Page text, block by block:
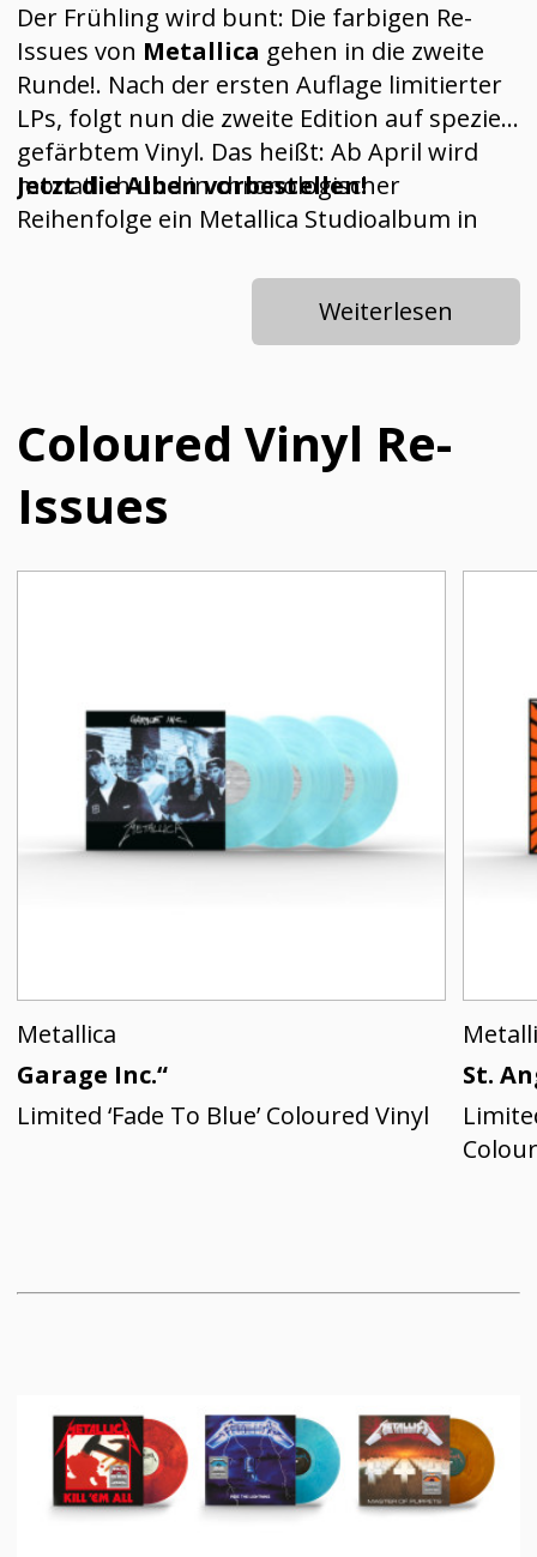
Der Frühling wird bunt: Die farbigen Re-
Issues von Metallica gehen in die zweite
Runde!. Nach der ersten Auflage limitierter
LPs, folgt nun die zweite Edition auf speziell
gefärbtem Vinyl. Das heißt: Ab April wird
monatlich und in chronologischer
Reihenfolge ein Metallica Studioalbum in
veröffentlicht. Insgesamt handelt es sich die
St. Anger“,
“ und “Hardwired...To
Welt nochmals erblicken werden. Damit
können Fans in Erinnerungen schwelgen
und auf Metallicas legendäre Jahre zwischen
1998 bis 2016 zurückblicken.
Jetzt die Alben vorbestellen!
Weiterlesen
Coloured Vinyl Re-
Issues
Metallica
Garage Inc.“
Limited ‘Fade To Blue’ Coloured Vinyl
St.